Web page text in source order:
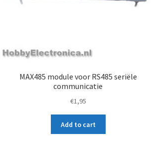
MAX485 module voor RS485 seriële
communicatie
€1,95
Add to cart